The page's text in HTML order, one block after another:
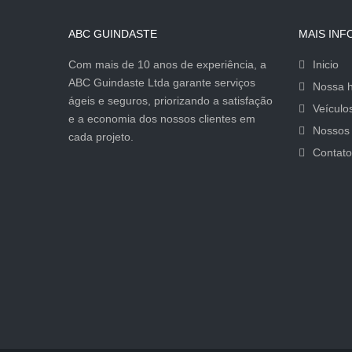
ABC GUINDASTE
Com mais de 10 anos de experiência, a
ABC Guindaste Ltda garante serviços
ágeis e seguros, priorizando a satisfação
e a economia dos nossos clientes em
cada projeto.
MAIS
Inicio
Nossa
Contato